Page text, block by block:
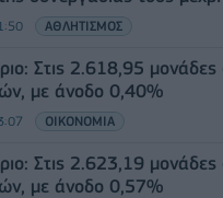
ΑΘΛΗΤΙΣΜΟΣ
Στις 2.618,95 μονάδες
με άνοδο 0,40%
ΟΙΚΟΝΟΜΙΑ
Στις 2.623,19 μονάδες
με άνοδο 0,57%